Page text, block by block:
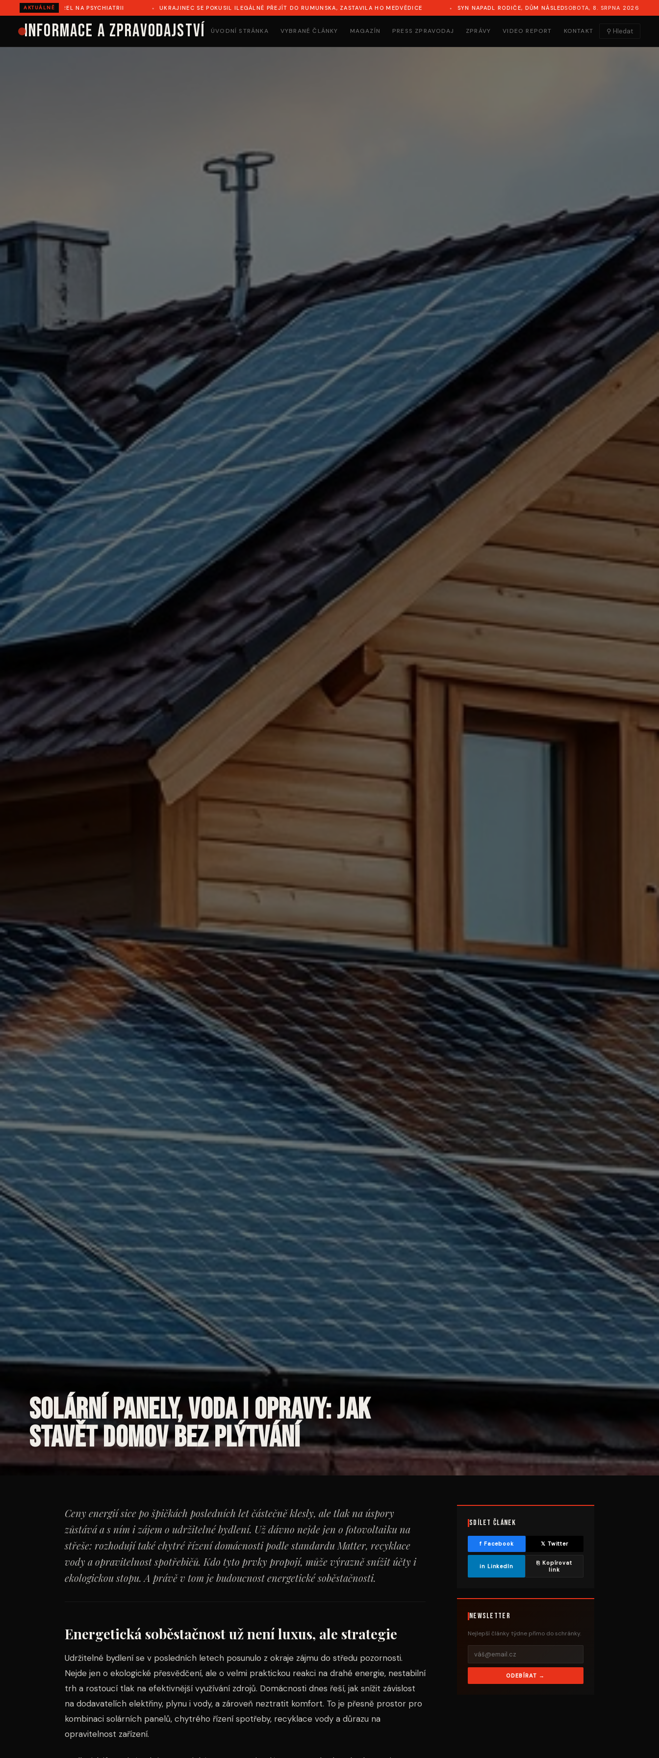
AKTUÁLNĚ UKRAJINEC SE POKUSIL ILEGÁLNĚ PŘEJÍT DO RUMUNSKA, ZASTAVILA HO MEDVĚDICE SYN NAPADL RODIČE, DŮM NÁSLEDNĚ VYHOŘEL PENTAGON ZNEPOKOJUJE ŠPEHOVÁNÍ
SOBOTA, 8. SRPNA 2026
Informace a zpravodajství ÚVODNÍ STRÁNKA VYBRANÉ ČLÁNKY MAGAZÍN PRESS ZPRAVODAJ ZPRÁVY VIDEO REPORT KONTAKT ⚲ Hledat
Solární panely, voda i opravy: jak
stavět domov bez plýtvání
Ceny energií sice po špičkách posledních let částečně klesly, ale tlak na úspory
zůstává a s ním i zájem o udržitelné bydlení. Už dávno nejde jen o fotovoltaiku na
střeše: rozhodují také chytré řízení domácnosti podle standardu Matter, recyklace
vody a opravitelnost spotřebičů. Kdo tyto prvky propojí, může výrazně snížit účty i
ekologickou stopu. A právě v tom je budoucnost energetické soběstačnosti.
Energetická soběstačnost už není luxus, ale strategie
Udržitelné bydlení se v posledních letech posunulo z okraje zájmu do středu pozornosti.
Nejde jen o ekologické přesvědčení, ale o velmi praktickou reakci na drahé energie, nestabilní
trh a rostoucí tlak na efektivnější využívání zdrojů. Domácnosti dnes řeší, jak snížit závislost
na dodavatelích elektřiny, plynu i vody, a zároveň neztratit komfort. To je přesně prostor pro
kombinaci solárních panelů, chytrého řízení spotřeby, recyklace vody a důrazu na
opravitelnost zařízení.
Sdílet článek
f Facebook 𝕏 Twitter
in LinkedIn
⎘ Kopírovat
link
Newsletter
Nejlepší články týdne přímo do schránky.
ODEBÍRAT →